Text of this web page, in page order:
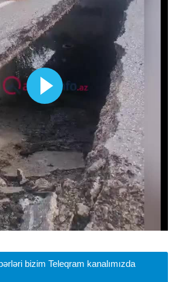
bizim Teleqram kanalımızda